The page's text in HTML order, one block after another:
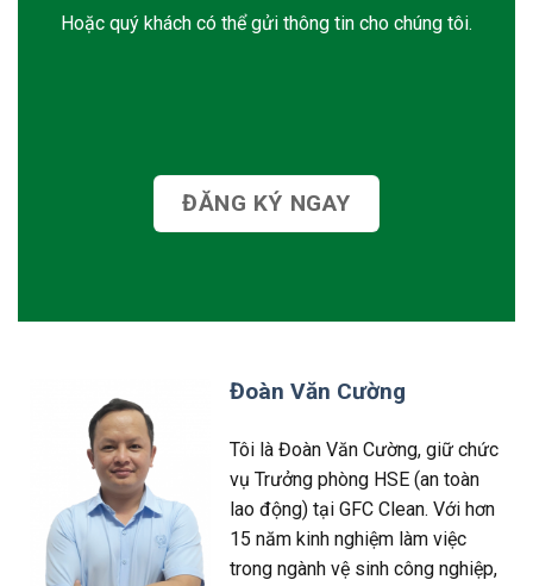
Hoặc quý khách có thể gửi thông tin cho chúng tôi.
ĐĂNG KÝ NGAY
Đoàn Văn Cường
Tôi là Đoàn Văn Cường, giữ chức
vụ Trưởng phòng HSE (an toàn
lao động) tại GFC Clean. Với hơn
15 năm kinh nghiệm làm việc
trong ngành vệ sinh công nghiệp,